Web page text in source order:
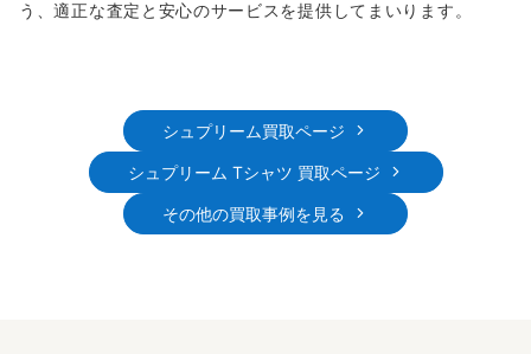
う、適正な査定と安心のサービスを提供してまいります。
シュプリーム買取ページ
シュプリーム Tシャツ 買取ページ
その他の買取事例を見る